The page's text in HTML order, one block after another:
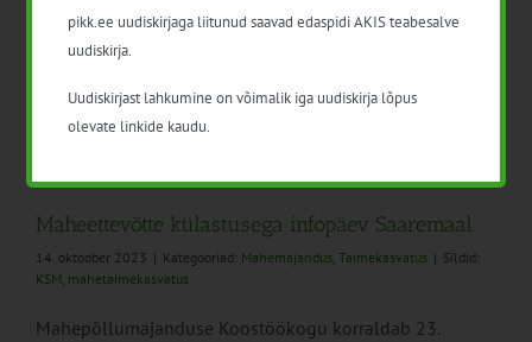
oktoobril välislektoriga infopäeva: Uute
aretustehnoloogiate infopäev mahetaimekasvatajatele
Maheettevõtte külastusega infopäev Saaremaal
14. oktoober 2023 | Kategooriad: Mahemajandus, Taimekasvatus | Sildid:
KSM, mahetaimekasvatus
Mahepõllumajanduse Koostöökogu korraldab 23.
pikk.ee uudiskirjaga liitunud saavad edaspidi AKIS teabesalve
uudiskirja.
Uudiskirjast lahkumine on võimalik iga uudiskirja lõpus
olevate linkide kaudu.